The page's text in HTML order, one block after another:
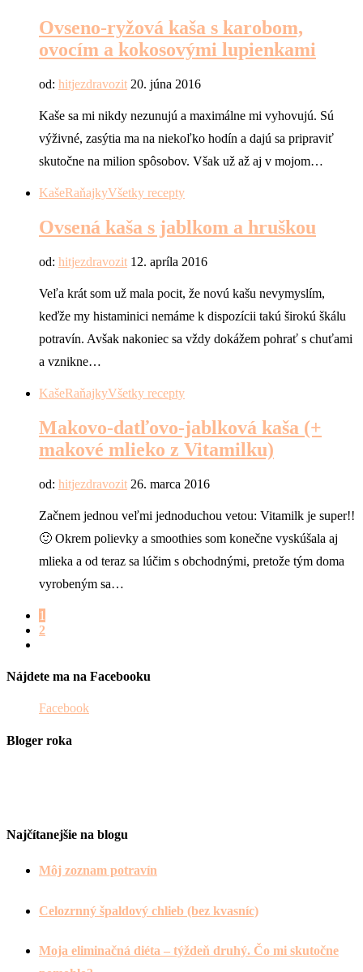
Ovseno-ryžová kaša s karobom,
ovocím a kokosovými lupienkami
od: hitjezdravozit 20. júna 2016
Kaše sa mi nikdy nezunujú a maximálne mi vyhovujú. Sú
výživné, zasýtia ma na niekoľko hodín a dajú sa pripraviť
skutočne na milion spôsobov. Však už až aj v mojom…
KašeRaňajkyVšetky recepty
Ovsená kaša s jablkom a hruškou
od: hitjezdravozit 12. apríla 2016
Veľa krát som už mala pocit, že novú kašu nevymyslím,
keďže my histaminici nemáme k dispozícii takú širokú škálu
potravín. Avšak nakoniec sa vždy dokážem pohrať s chuťami
a vznikne…
KašeRaňajkyVšetky recepty
Makovo-datľovo-jablková kaša (+
makové mlieko z Vitamilku)
od: hitjezdravozit 26. marca 2016
Začnem jednou veľmi jednoduchou vetou: Vitamilk je super!!
🙂 Okrem polievky a smoothies som konečne vyskúšala aj
mlieka a od teraz sa lúčim s obchodnými, pretože tým doma
vyrobeným sa…
1
2
Nájdete ma na Facebooku
Facebook
Bloger roka
Najčítanejšie na blogu
Môj zoznam potravín
Celozrnný špaldový chlieb (bez kvasníc)
Moja eliminačná diéta – týždeň druhý. Čo mi skutočne